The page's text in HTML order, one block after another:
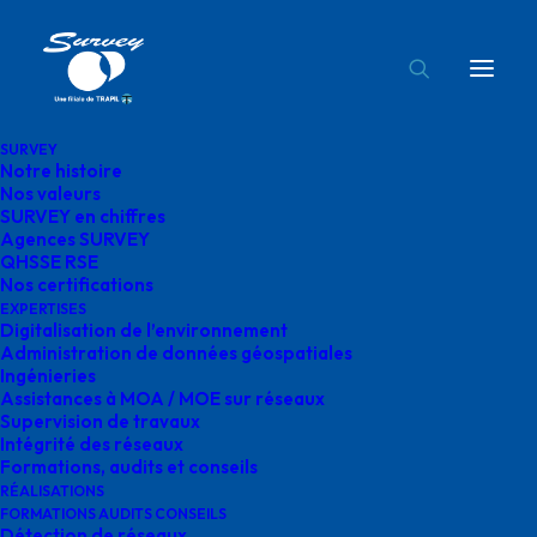
SURVEY
Notre histoire
Nos valeurs
SURVEY en chiffres
Agences SURVEY
QHSSE RSE
Nos certifications
EXPERTISES
Digitalisation de l’environnement
Administration de données géospatiales
Ingénieries
Assistances à MOA / MOE sur réseaux
Supervision de travaux
Intégrité des réseaux
Formations, audits et conseils
RÉALISATIONS
FORMATIONS AUDITS CONSEILS
Accueil
bureau topographie
survey